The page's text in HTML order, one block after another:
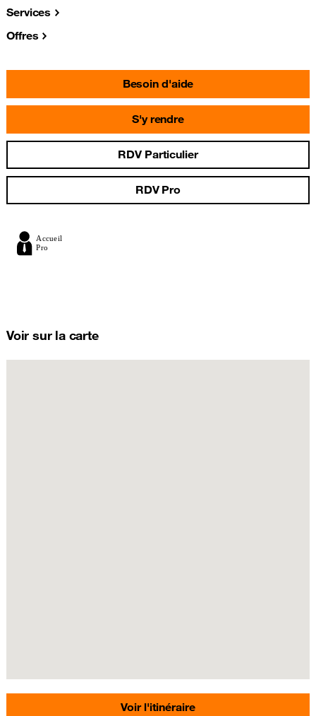
Services
Offres
Besoin d'aide
S'y rendre
RDV Particulier
RDV Pro
Voir sur la carte
Voir l'itinéraire